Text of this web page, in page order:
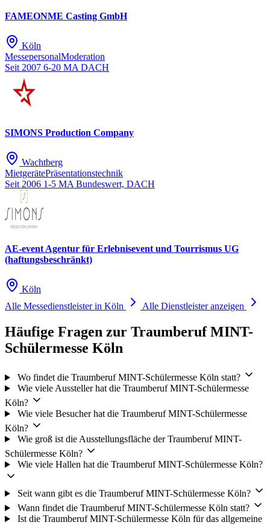
FAMEONME Casting GmbH
Köln
MessepersonalModeration
Seit 2007 6-20 MA DACH
SIMONS Production Company
Wachtberg
MietgerätePräsentationstechnik
Seit 2006 1-5 MA Bundeswert, DACH
AE-event Agentur für Erlebnisevent und Tourrismus UG
(haftungsbeschränkt)
Köln
Alle Messedienstleister in Köln
Alle Dienstleister anzeigen
Häufige Fragen zur Traumberuf MINT-
Schülermesse Köln
Wo findet die Traumberuf MINT-Schülermesse Köln statt?
Wie viele Aussteller hat die Traumberuf MINT-Schülermesse
Köln?
Wie viele Besucher hat die Traumberuf MINT-Schülermesse
Köln?
Wie groß ist die Ausstellungsfläche der Traumberuf MINT-
Schülermesse Köln?
Wie viele Hallen hat die Traumberuf MINT-Schülermesse Köln?
Seit wann gibt es die Traumberuf MINT-Schülermesse Köln?
Wann findet die Traumberuf MINT-Schülermesse Köln statt?
Ist die Traumberuf MINT-Schülermesse Köln für das allgemeine